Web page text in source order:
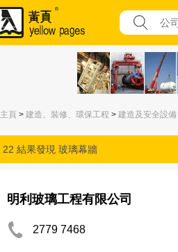
主頁 > 建造、裝修、環保工程 > 建造及安全設備
22 結果發現 玻璃幕牆
明利玻璃工程有限公司
2779 7468